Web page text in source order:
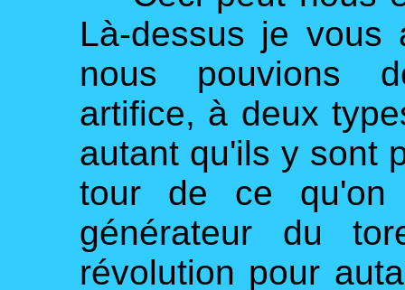
Là-dessus je vous
nous pouvions
artifice, à deux
autant qu'ils y sont
tour de ce qu'on
générateur du
révolution pour